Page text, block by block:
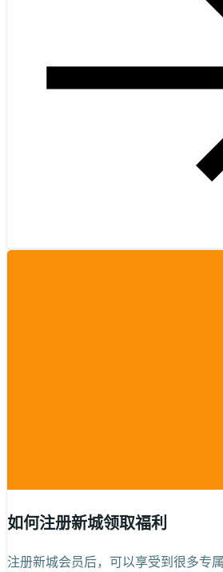
如何注册新城领取福利
注册新城会员后，可以享受到很多专